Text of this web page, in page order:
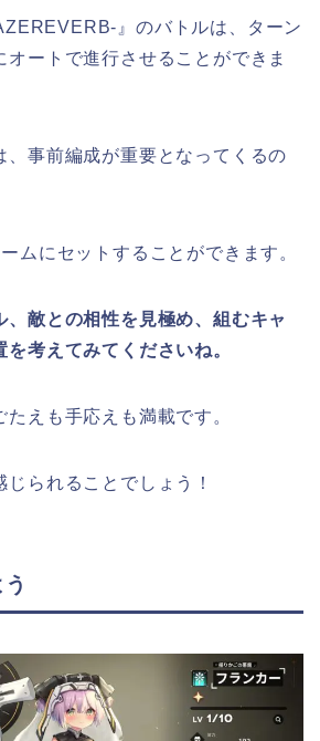
』のバトルは、ターン
オートで進行させることができま
、事前編成が重要となってくるの
ムにセットすることができます。
、敵との相性を見極め、組むキャ
考えてみてくださいね。
えも手応えも満載です。
られることでしょう！